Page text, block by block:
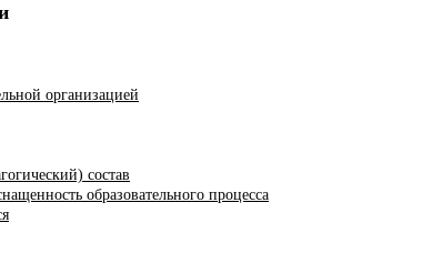
организацией
состав
образовательного процесса